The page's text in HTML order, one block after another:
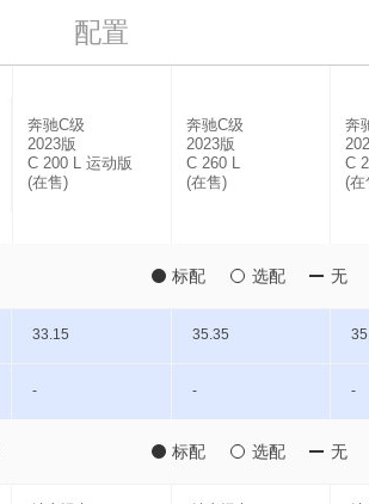
配置
奔驰C级
2023版
C 200 L 运动版
(在售)
奔驰C级
2023版
C 260 L
(在售)
奔
C
(在
标配 选配 无
33.15 35.35
- - -
标配 选配 无